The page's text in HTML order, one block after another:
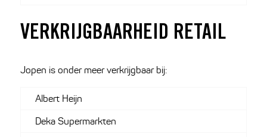
VERKRIJGBAARHEID RETAIL
Jopen is onder meer verkrijgbaar bij:
Albert Heijn
Deka Supermarkten